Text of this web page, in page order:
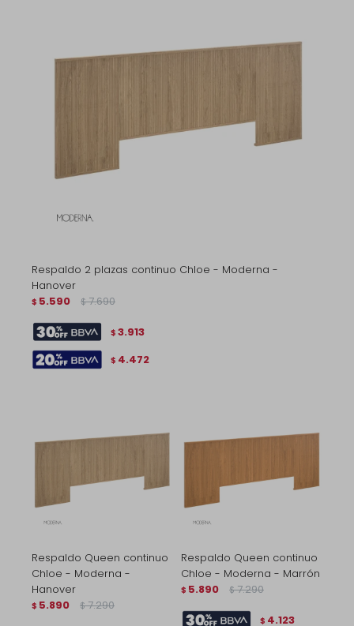
Respaldo 2 plazas continuo Chloe - Moderna -
Hanover
$ 5.590 $ 7.690
$ 3.913
$ 4.472
Respaldo Queen continuo
Chloe - Moderna -
Hanover
$ 5.890 $ 7.290
Respaldo Queen continuo
Chloe - Moderna - Marrón
$ 5.890 $ 7.290
$ 4.123